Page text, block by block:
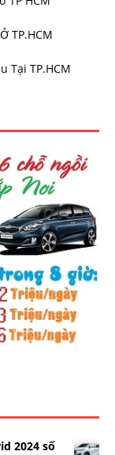
TP.HCM
Tại TP.HCM
2024 số